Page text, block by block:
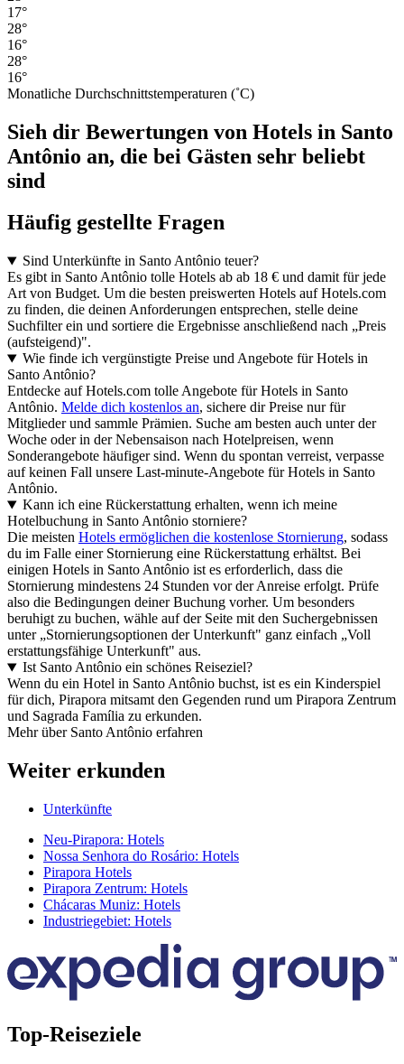
17°
28°
16°
28°
16°
Monatliche Durchschnittstemperaturen (˚C)
Sieh dir Bewertungen von Hotels in Santo
Antônio an, die bei Gästen sehr beliebt
sind
Häufig gestellte Fragen
Sind Unterkünfte in Santo Antônio teuer?
Es gibt in Santo Antônio tolle Hotels ab ab 18 € und damit für jede
Art von Budget. Um die besten preiswerten Hotels auf Hotels.com
zu finden, die deinen Anforderungen entsprechen, stelle deine
Suchfilter ein und sortiere die Ergebnisse anschließend nach „Preis
(aufsteigend)".
Wie finde ich vergünstigte Preise und Angebote für Hotels in
Santo Antônio?
Entdecke auf Hotels.com tolle Angebote für Hotels in Santo
Antônio. Melde dich kostenlos an, sichere dir Preise nur für
Mitglieder und sammle Prämien. Suche am besten auch unter der
Woche oder in der Nebensaison nach Hotelpreisen, wenn
Sonderangebote häufiger sind. Wenn du spontan verreist, verpasse
auf keinen Fall unsere Last-minute-Angebote für Hotels in Santo
Antônio.
Kann ich eine Rückerstattung erhalten, wenn ich meine
Hotelbuchung in Santo Antônio storniere?
Die meisten Hotels ermöglichen die kostenlose Stornierung, sodass
du im Falle einer Stornierung eine Rückerstattung erhältst. Bei
einigen Hotels in Santo Antônio ist es erforderlich, dass die
Stornierung mindestens 24 Stunden vor der Anreise erfolgt. Prüfe
also die Bedingungen deiner Buchung vorher. Um besonders
beruhigt zu buchen, wähle auf der Seite mit den Suchergebnissen
unter „Stornierungsoptionen der Unterkunft" ganz einfach „Voll
erstattungsfähige Unterkunft" aus.
Ist Santo Antônio ein schönes Reiseziel?
Wenn du ein Hotel in Santo Antônio buchst, ist es ein Kinderspiel
für dich, Pirapora mitsamt den Gegenden rund um Pirapora Zentrum
und Sagrada Família zu erkunden.
Mehr über Santo Antônio erfahren
Weiter erkunden
Unterkünfte
Neu-Pirapora: Hotels
Nossa Senhora do Rosário: Hotels
Pirapora Hotels
Pirapora Zentrum: Hotels
Chácaras Muniz: Hotels
Industriegebiet: Hotels
Top-Reiseziele